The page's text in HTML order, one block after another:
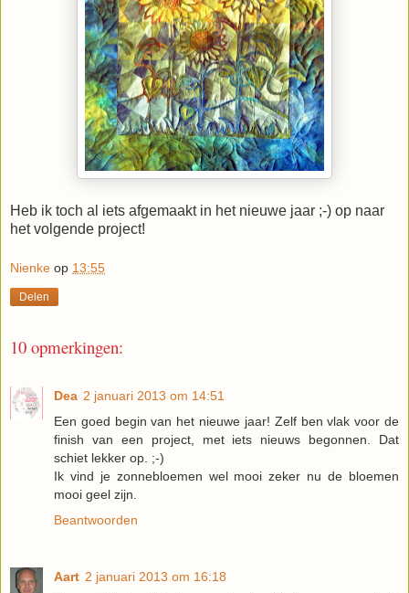
Heb ik toch al iets afgemaakt in het nieuwe jaar ;-) op naar
het volgende project!
Nienke op 13:55
Delen
10 opmerkingen:
Dea 2 januari 2013 om 14:51
Een goed begin van het nieuwe jaar! Zelf ben vlak voor de
finish van een project, met iets nieuws begonnen. Dat
schiet lekker op. ;-)
Ik vind je zonnebloemen wel mooi zeker nu de bloemen
mooi geel zijn.
Beantwoorden
Aart 2 januari 2013 om 16:18